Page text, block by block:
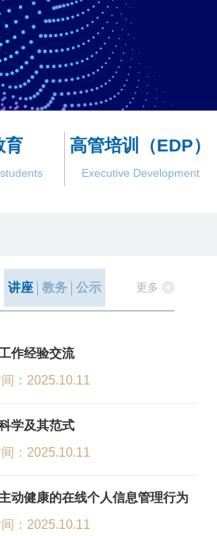
育 高管培训（EDP）
Executive Development
讲座 教务 公示 更多
作经验交流
：2025.10.11
学及其范式
：2025.10.11
动健康的在线个人信息管理行为
：2025.10.11